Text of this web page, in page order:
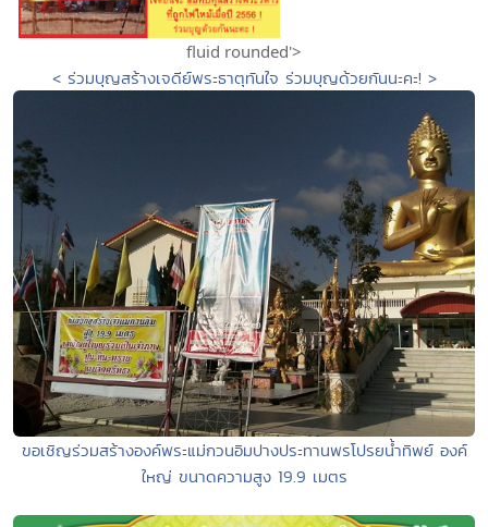
fluid rounded'>
< ร่วมบุญสร้างเจดีย์พระธาตุทันใจ ร่วมบุญด้วยกันนะคะ! >
ขอเชิญร่วมสร้างองค์พระแม่กวนอิมปางประทานพรโปรยน้ำทิพย์ องค์
ใหญ่ ขนาดความสูง 19.9 เมตร